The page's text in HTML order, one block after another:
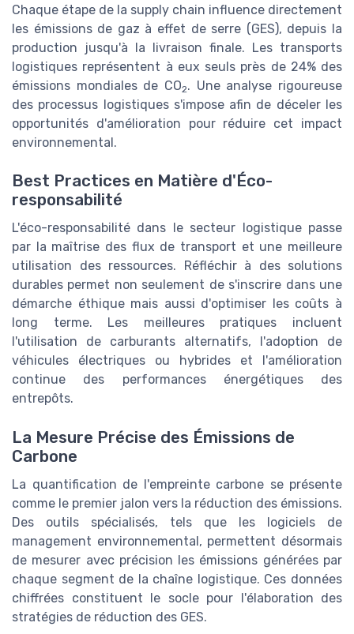
Chaque étape de la supply chain influence directement
les émissions de gaz à effet de serre (GES), depuis la
production jusqu'à la livraison finale. Les transports
logistiques représentent à eux seuls près de 24% des
émissions mondiales de CO2. Une analyse rigoureuse
des processus logistiques s'impose afin de déceler les
opportunités d'amélioration pour réduire cet impact
environnemental.
Best Practices en Matière d'Éco-
responsabilité
L'éco-responsabilité dans le secteur logistique passe
par la maîtrise des flux de transport et une meilleure
utilisation des ressources. Réfléchir à des solutions
durables permet non seulement de s'inscrire dans une
démarche éthique mais aussi d'optimiser les coûts à
long terme. Les meilleures pratiques incluent
l'utilisation de carburants alternatifs, l'adoption de
véhicules électriques ou hybrides et l'amélioration
continue des performances énergétiques des
entrepôts.
La Mesure Précise des Émissions de
Carbone
La quantification de l'empreinte carbone se présente
comme le premier jalon vers la réduction des émissions.
Des outils spécialisés, tels que les logiciels de
management environnemental, permettent désormais
de mesurer avec précision les émissions générées par
chaque segment de la chaîne logistique. Ces données
chiffrées constituent le socle pour l'élaboration des
stratégies de réduction des GES.